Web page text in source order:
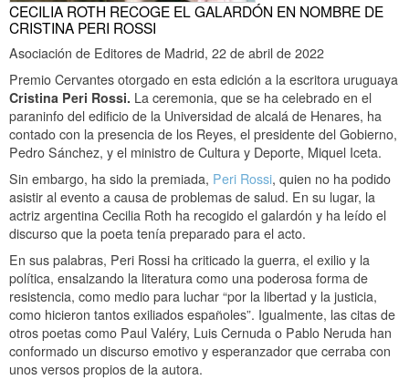
CECILIA ROTH RECOGE EL GALARDÓN EN NOMBRE DE
CRISTINA PERI ROSSI
Asociación de Editores de Madrid, 22 de abril de 2022
Premio Cervantes otorgado en esta edición a la escritora uruguaya
Cristina Peri Rossi. La ceremonia, que se ha celebrado en el
paraninfo del edificio de la Universidad de alcalá de Henares, ha
contado con la presencia de los Reyes, el presidente del Gobierno,
Pedro Sánchez, y el ministro de Cultura y Deporte, Miquel Iceta.
Sin embargo, ha sido la premiada, Peri Rossi, quien no ha podido
asistir al evento a causa de problemas de salud. En su lugar, la
actriz argentina Cecilia Roth ha recogido el galardón y ha leído el
discurso que la poeta tenía preparado para el acto.
En sus palabras, Peri Rossi ha criticado la guerra, el exilio y la
política, ensalzando la literatura como una poderosa forma de
resistencia, como medio para luchar “por la libertad y la justicia,
como hicieron tantos exiliados españoles”. Igualmente, las citas de
otros poetas como Paul Valéry, Luis Cernuda o Pablo Neruda han
conformado un discurso emotivo y esperanzador que cerraba con
unos versos propios de la autora.